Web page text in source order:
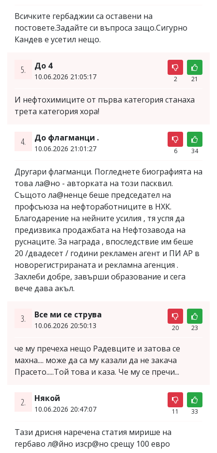
Всичките гербаджии са оставени на
постовете.Задайте си въпроса защо.Сигурно
Кандев е усетил нещо.
5. До 4
10.06.2026 21:05:17 2 21
И нефтохимиците от първа категория станаха
трета категория хора!
4. До флагманци .
10.06.2026 21:01:27 6 34
Другари флагманци. Погледнете биографията на
това ла@но - авторката на този пасквил.
Същото ла@ненце беше председател на
профсъюза на нефтоработниците в НХК.
Благодарение на нейните усилия , тя успя да
предизвика продажбата на Нефтозавода на
руснаците. За награда , впоследствие им беше
20 /двадесет / години рекламен агент и ПИ АР в
новорегистрираната и рекламна агенция .
Захлеби добре, завърши образование и сега
вече дава акъл.
3. Все ми се струва
10.06.2026 20:50:13 20 23
че му пречеха нещо Радевците и затова се
махна.... може да са му казали да не закача
Прасето.....Той това и каза. Че му се пречи...
2. Някой
10.06.2026 20:47:07 11 33
Тази дрисня наречена статия мирише на
гербаво л@йно изср@но срещу 100 евро